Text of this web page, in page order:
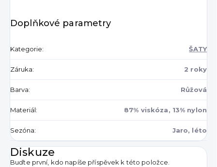
Doplňkové parametry
Kategorie: ŠATY
Záruka: 2 roky
Barva: Růžová
Materiál: 87% viskóza, 13% nylon
Sezóna: Jaro, léto
Diskuze
Buďte první, kdo napíše příspěvek k této položce.